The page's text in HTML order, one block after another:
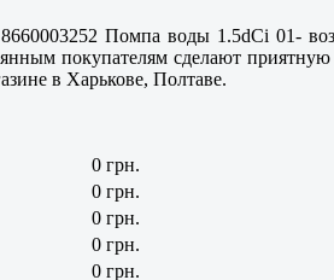
Помпа воды 1.5dCi 01-
покупателям сделают
в Харькове, Полтаве.
0 грн.
0 грн.
0 грн.
0 грн.
0 грн.